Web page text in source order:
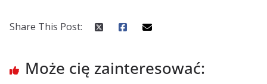
Share This Post:
Może cię zainteresować: